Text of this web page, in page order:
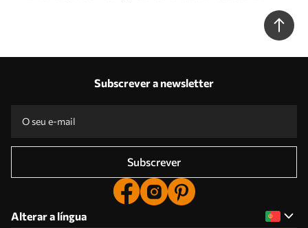
transparências variáveis e tons de castanho, arte abstrata Nr.
Subscrever a newsletter
Subscrever
Alterar a língua